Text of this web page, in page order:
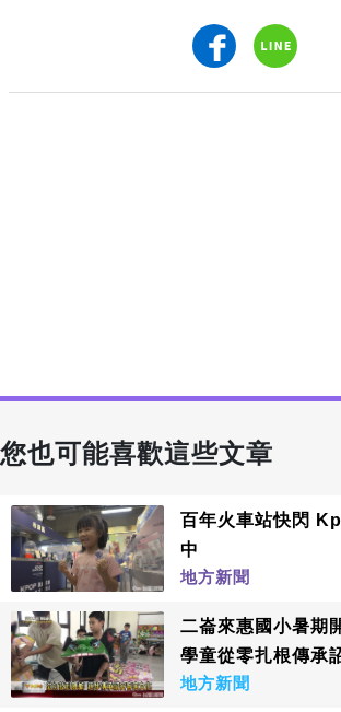
您也可能喜歡這些文章
百年火車站快閃
中
地方新聞
二崙來惠國小暑期
學童從零扎根傳承
地方新聞